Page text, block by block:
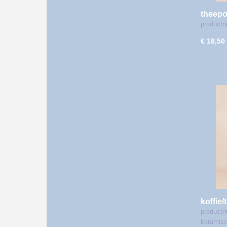
€ 18,50
koffie/